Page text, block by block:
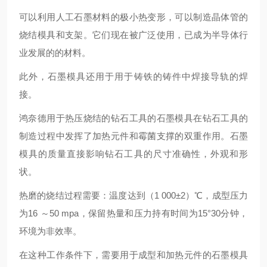
可以利用人工石墨材料的极小热变形，可以制造晶体管的
烧结模具和支架。它们现在被广泛使用，已成为半导体行
业发展的的材料。
此外，石墨模具还用于用于铸铁的铸件中焊接导轨的焊
接。
鸿奈德用于热压烧结的钻石工具的石墨模具在钻石工具的
制造过程中发挥了加热元件和霉菌支撑的双重作用。石墨
模具的质量直接影响钻石工具的尺寸准确性，外观和形
状。
热磨的烧结过程需要：温度达到（1 000±2）℃，成型压力
为16 ～50 mpa，保留热量和压力持有时间为15°30分钟，
环境为非效率。
在这种工作条件下，需要用于成型和加热元件的石墨模具